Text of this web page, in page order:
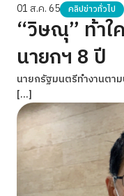
01 ส.ค. 65 คลิปข่าวทั่วไป
“วิษณุ” ท้าใ
นายกฯ 8 ปี
นายกรัฐมนตรีทำงานตา
[…]